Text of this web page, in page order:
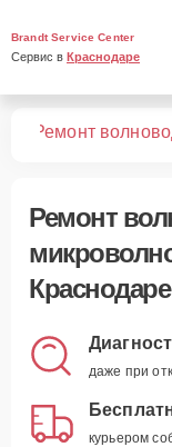
Brandt Service Center
Сервис в Краснодаре
Ремонт
Ремонт
Краснодаре
даже при
курьером